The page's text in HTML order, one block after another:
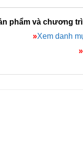
phẩm và chương
»Xem danh
»